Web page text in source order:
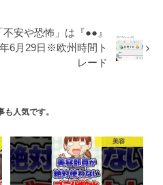
安や恐怖」は『●●』
6月29日※欧州時間ト
レード
も人気です。
美容